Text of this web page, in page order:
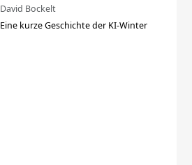
David Bockelt
Eine kurze Geschichte der KI-Winter